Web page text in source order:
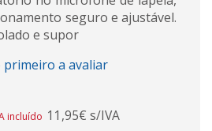
seguro e ajustável.
e supor
primeiro a avaliar
incluído 11,95€ s/IVA